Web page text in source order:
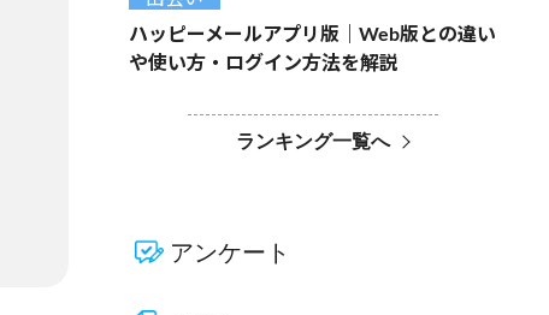
ハッピーメールアプリ版｜Web版との違い
や使い方・ログイン方法を解説
ランキング一覧へ
アンケート